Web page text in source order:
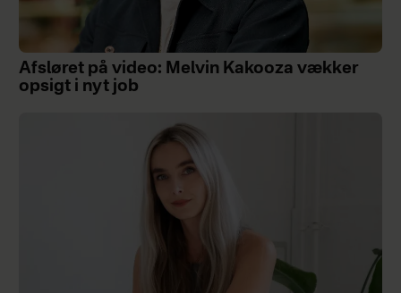
Afsløret på video: Melvin Kakooza vækker
opsigt i nyt job